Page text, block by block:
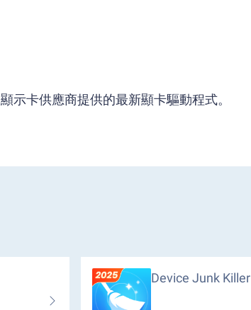
示卡供應商提供的最新顯卡驅動程式。
Device Junk Killer